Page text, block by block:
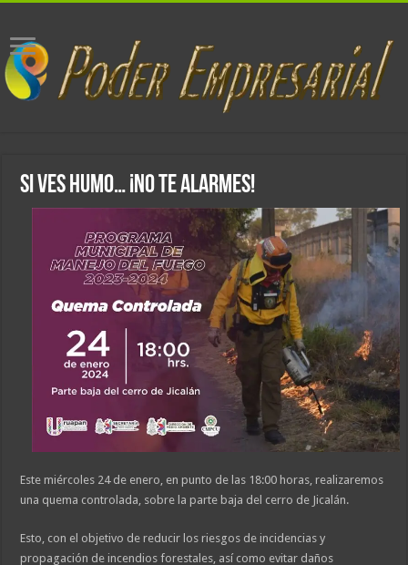
Si ves humo… ¡no te alarmes!
Este miércoles 24 de enero, en punto de las 18:00 horas, realizaremos
una quema controlada, sobre la parte baja del cerro de Jicalán.
Esto, con el objetivo de reducir los riesgos de incidencias y
propagación de incendios forestales, así como evitar daños